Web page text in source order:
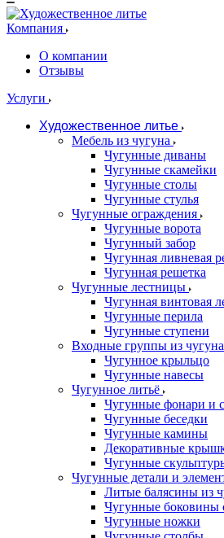
Компания
О компании
Отзывы
Услуги
Художественное литье
Мебель из чугуна
Чугунные диваны
Чугунные скамейки
Чугунные столы
Чугунные стулья
Чугунные ограждения
Чугунные ворота
Чугунный забор
Чугунная ливневая
Чугунная решетка
Чугунные лестницы
Чугунная винтовая
Чугунные перила
Чугунные ступени
Входные группы из чугуна
Чугунное крыльцо
Чугунные навесы
Чугунное литьё
Чугунные фонари и
Чугунные беседки
Чугунные камины
Декоративные
Чугунные
Чугунные детали и
Литые балясины из
Чугунные боковины
Чугунные ножки